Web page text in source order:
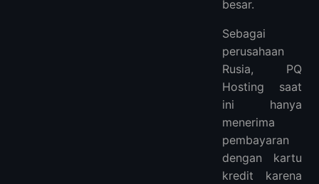
besar.
Sebagai
perusahaan
Rusia, PQ
Hosting saat
ini hanya
menerima
pembayaran
dengan kartu
kredit karena